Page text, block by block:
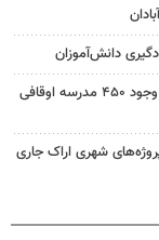
هیچ دانش‌آموزی محروم از تحصیل نمی‌شود؛ وجود ۴۵۰ مدرسه اوقافی
شهری اراک جاری